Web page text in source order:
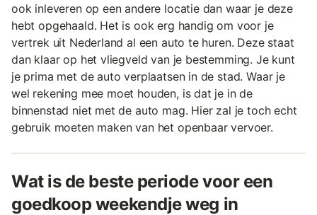
ook inleveren op een andere locatie dan waar je deze
hebt opgehaald. Het is ook erg handig om voor je
vertrek uit Nederland al een auto te huren. Deze staat
dan klaar op het vliegveld van je bestemming. Je kunt
je prima met de auto verplaatsen in de stad. Waar je
wel rekening mee moet houden, is dat je in de
binnenstad niet met de auto mag. Hier zal je toch echt
gebruik moeten maken van het openbaar vervoer.
Wat is de beste periode voor een
goedkoop weekendje weg in